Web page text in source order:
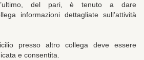
del pari, è tenuto a dare
informazioni dettagliate sull’attività
presso altro collega deve essere
e consentita.